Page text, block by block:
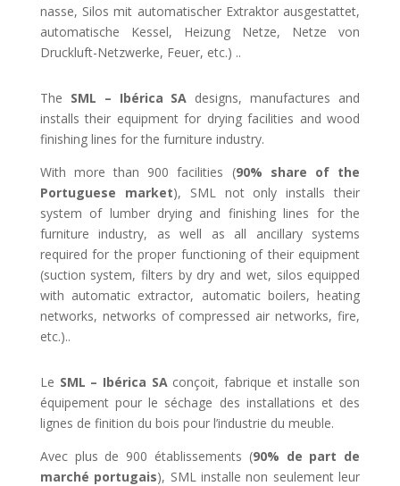
nasse, Silos mit automatischer Extraktor ausgestattet,
automatische Kessel, Heizung Netze, Netze von
Druckluft-Netzwerke, Feuer, etc.) ..
The SML – Ibérica SA designs, manufactures and
installs their equipment for drying facilities and wood
finishing lines for the furniture industry.
With more than 900 facilities (90% share of the
Portuguese market), SML not only installs their
system of lumber drying and finishing lines for the
furniture industry, as well as all ancillary systems
required for the proper functioning of their equipment
(suction system, filters by dry and wet, silos equipped
with automatic extractor, automatic boilers, heating
networks, networks of compressed air networks, fire,
etc.)..
Le SML – Ibérica SAconçoit, fabrique et installe son
équipement pour le séchage des installations et des
lignes de finition du bois pour l’industrie du meuble.
Avec plus de 900 établissements (90% de part de
marché portugais), SML installe non seulement leur